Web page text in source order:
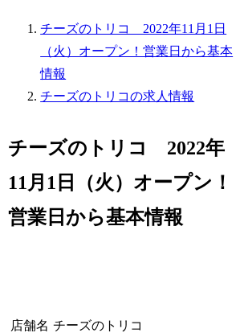
チーズのトリコ 2022年11月1日
（火）オープン！営業日から基本
情報
チーズのトリコの求人情報
チーズのトリコ 2022年
11月1日（火）オープン！
営業日から基本情報
店舗名 チーズのトリコ